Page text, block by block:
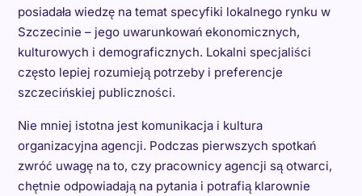
posiadała wiedzę na temat specyfiki lokalnego rynku w
Szczecinie – jego uwarunkowań ekonomicznych,
kulturowych i demograficznych. Lokalni specjaliści
często lepiej rozumieją potrzeby i preferencje
szczecińskiej publiczności.
Nie mniej istotna jest komunikacja i kultura
organizacyjna agencji. Podczas pierwszych spotkań
zwróć uwagę na to, czy pracownicy agencji są otwarci,
chętnie odpowiadają na pytania i potrafią klarownie